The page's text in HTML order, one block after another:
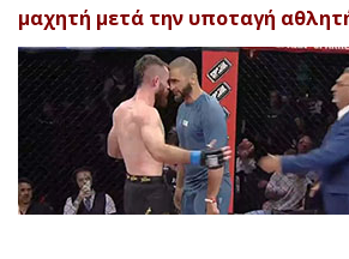
μαχητή μετά την υποταγή